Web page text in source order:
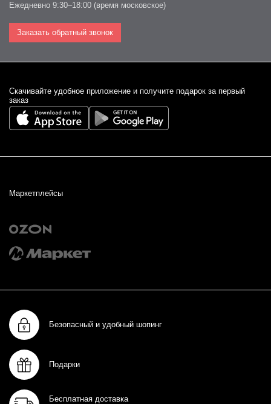
Ежедневно 9:30–18:00 (время московское)
Заказать обратный звонок
Cкачивайте удобное приложение и получите подарок за первый
заказ
Маркетплейсы
Безопасный и удобный шопинг
Подарки
Бесплатная доставка